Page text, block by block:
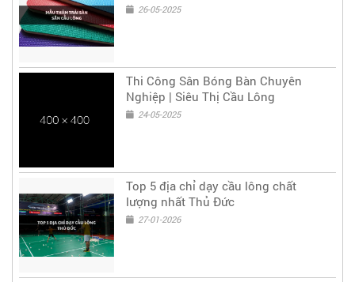
26-05-2025
Thi Công Sân Bóng Bàn Chuyên
Nghiệp | Siêu Thị Cầu Lông
24-05-2025
Top 5 địa chỉ dạy cầu lông chất
lượng nhất Thủ Đức
27-01-2026